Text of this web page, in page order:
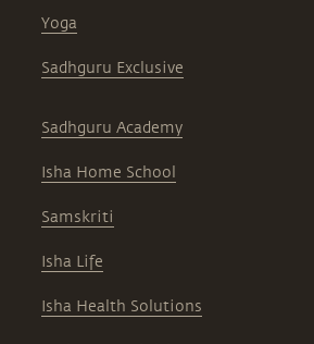
Yoga
Sadhguru Exclusive
Sadhguru Academy
Isha Home School
Samskriti
Isha Life
Isha Health Solutions